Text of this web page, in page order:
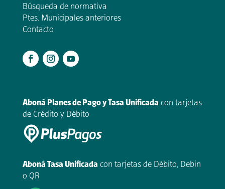
Búsqueda de normativa
Ptes. Municipales anteriores
Contacto
Aboná Planes de Pago y Tasa Unificada con tarjetas
de Crédito y Débito
Aboná Tasa Unificada con tarjetas de Débito, Debin
o QR